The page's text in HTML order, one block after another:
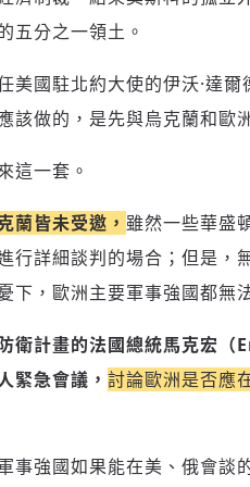
登入或註冊
輸入 Email 驗證碼
將此文章當作禮物
將此
您確定
五分之一領土。
美國駐北約大使的伊沃·達
該做的，是先與烏克蘭和歐
這一套。
蘭皆未受邀， 雖然一些華盛
行詳細談判的場合；但是，
下，歐洲主要軍事強國都無
衛計畫的法國總統馬克宏
緊急會議， 討論歐洲是否應
事強國如果能在美、俄會談
邀請會員
分享
新增回應
參與深度對談的交流原則：
運用段落闡述想法：表達觀
討論聚焦議題本身：尊重不
禁止歧視性的言論：不對他
反對任何型式騷擾：杜絕包
文字
陪你從「科技+人
35元/週解
✓ 全站深